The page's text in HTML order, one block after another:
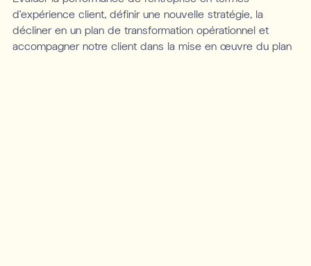
d’expérience client, définir une nouvelle stratégie, la
décliner en un plan de transformation opérationnel et
accompagner notre client dans la mise en œuvre du plan